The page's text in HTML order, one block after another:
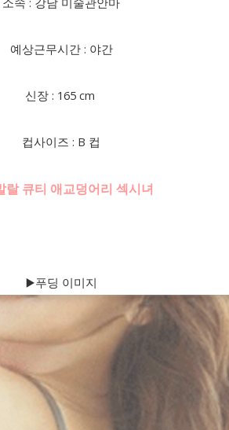
예상근무시간 : 야간
신장 : 165 cm
컵사이즈 : B 컵
랄 큐티 애교덩어리 섹시녀
▶️푸딩 이미지